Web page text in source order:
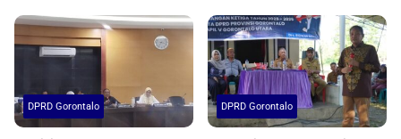
DPRD Gorontalo DPRD Gorontalo